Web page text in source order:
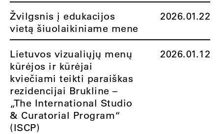
Žvilgsnis į edukacijos
vietą šiuolaikiniame mene
2026.01.22
Lietuvos vizualiųjų menų
kūrėjos ir kūrėjai
kviečiami teikti paraiškas
rezidencijai Brukline –
„The International Studio
& Curatorial Program“
(ISCP)
2026.01.12